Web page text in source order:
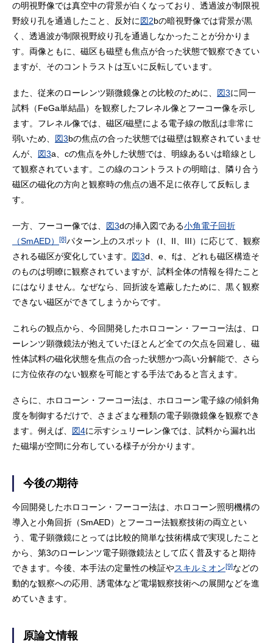
の明視野像では真空中の背景が白くなっており、透過波が制限視
野絞り孔を通過したこと、反対に図2bの暗視野像では背景が黒
く、透過波が制限視野絞り孔を通過しなかったことが分かりま
す。両像ともに、磁区も磁壁も焦点が合った状態で観察できてい
ますが、そのコントラストは互いに反転しています。
また、従来のローレンツ顕微鏡像との比較のために、 図3に同一
試料（FeGa単結晶）を観察したフレネル像とフーコー像を示し
ます。フレネル像では、磁区/磁壁による電子線の散乱は非常に
弱いため、 図3bの焦点の合った状態では磁壁は観察されていませ
んが、 図3a、cの焦点を外した状態では、明線あるいは暗線とし
て観察されています。この線のコントラストの明暗は、隣り合う
磁区の磁化の方向と観察時の焦点の過不足に依存して反転しま
す。
一方、フーコー像では、 図3dの挿入図である小角電子回折
（SmAED）
[8]パターン上のスポット（I、II、III）に応じて、観察
される磁区が変化しています。 図3d、e、fは、どれも磁区構造そ
のものは明瞭に観察されていますが、試料全体の情報を得たこと
にはなりません。なぜなら、回折波を遮蔽したために、黒く観察
できない磁区ができてしまうからです。
これらの観点から、今回開発したホロコーン・フーコー法は、ロ
ーレンツ顕微鏡法が抱えていたほとんど全ての欠点を回避し、磁
性体試料の磁化状態を焦点の合った状態かつ高い分解能で、さら
に方位依存のない観察を可能とする手法であると言えます。
さらに、ホロコーン・フーコー法は、ホロコーン電子線の傾斜角
度を制御するだけで、さまざまな種類の電子顕微鏡像を観察でき
ます。例えば、 図4に示すシュリーレン像では、試料から漏れ出
た磁場が空間に分布している様子が分かります。
今後の期待
今回開発したホロコーン・フーコー法は、ホロコーン照明機構の
導入と小角回折（SmAED）とフーコー法観察技術の両立とい
う、電子顕微鏡にとっては比較的簡単な技術構成で実現したこと
から、第3のローレンツ電子顕微鏡法として広く普及すると期待
できます。今後、本手法の定量性の検証やスキルミオン[9]などの
動的な観察への応用、誘電体など電場観察技術への展開などを進
めていきます。
原論文情報